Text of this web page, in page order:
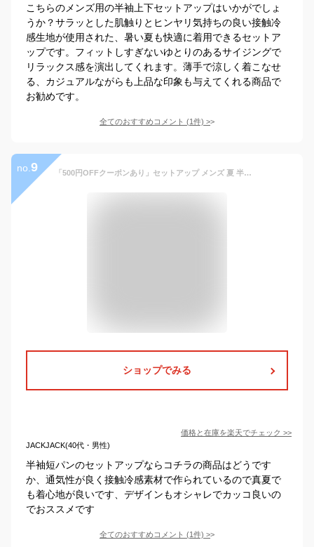
こちらのメンズ用の半袖上下セットアップはいかがでしょ
うか？サラッとした肌触りとヒンヤリ気持ちの良い接触冷
感生地が使用された、暑い夏も快適に着用できるセットア
ップです。フィットしすぎないゆとりのあるサイジングで
リラックス感を演出してくれます。薄手で涼しく着こなせ
る、カジュアルながらも上品な印象も与えてくれる商品で
お勧めです。
全てのおすすめコメント (1件) >
no. 9 「500円OFFクーポンあり」セットアップ メンズ 夏 半袖 上下セット サマー 短パン 薄手 接触冷感 涼しい 旅行 学生 ゆったり シャツ トップス ギフト
ショップでみる
価格と在庫を楽天でチェック >>
JACKJACK(40代・男性)
半袖短パンのセットアップならコチラの商品はどうです
か、通気性が良く接触冷感素材で作られているので真夏で
も着心地が良いです、デザインもオシャレでカッコ良いの
でおススメです
全てのおすすめコメント (1件) >